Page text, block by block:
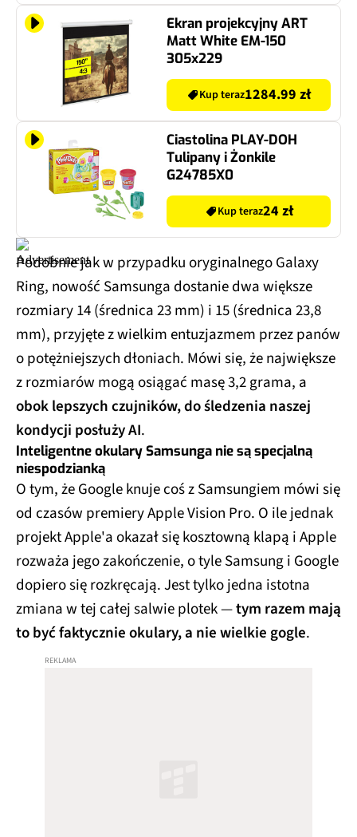
Ekran projekcyjny ART
Matt White EM-150
305x229
Kup teraz1284.99 zł
Ciastolina PLAY-DOH
Tulipany i Żonkile
G24785X0
Kup teraz24 zł
Podobnie jak w przypadku oryginalnego Galaxy
Ring, nowość Samsunga dostanie dwa większe
rozmiary 14 (średnica 23 mm) i 15 (średnica 23,8
mm), przyjęte z wielkim entuzjazmem przez panów
o potężniejszych dłoniach. Mówi się, że największe
z rozmiarów mogą osiągać masę 3,2 grama, a
obok lepszych czujników, do śledzenia naszej
kondycji posłuży AI.
Inteligentne okulary Samsunga nie są specjalną
niespodzianką
O tym, że Google knuje coś z Samsungiem mówi się
od czasów premiery Apple Vision Pro. O ile jednak
projekt Apple'a okazał się kosztowną klapą i Apple
rozważa jego zakończenie, o tyle Samsung i Google
dopiero się rozkręcają. Jest tylko jedna istotna
zmiana w tej całej salwie plotek —tym razem mają
to być faktycznie okulary, a nie wielkie gogle.